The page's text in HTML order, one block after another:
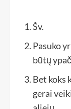
Šv.
Pasuko
būtų
Bet koks
gerai